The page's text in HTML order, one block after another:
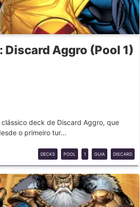
Discard Aggro (Pool 1)
deck de Discard Aggro, que
o primeiro tur...
DECKS POOL 1 GUIA DISCARD
AGGRO DECKS SNAP